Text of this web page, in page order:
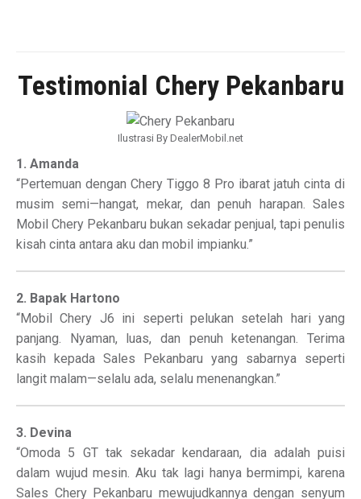
Testimonial Chery Pekanbaru
Ilustrasi By DealerMobil.net
1. Amanda
“Pertemuan dengan Chery Tiggo 8 Pro ibarat jatuh cinta di
musim semi—hangat, mekar, dan penuh harapan. Sales
Mobil Chery Pekanbaru bukan sekadar penjual, tapi penulis
kisah cinta antara aku dan mobil impianku.”
2. Bapak Hartono
“Mobil Chery J6 ini seperti pelukan setelah hari yang
panjang. Nyaman, luas, dan penuh ketenangan. Terima
kasih kepada Sales Pekanbaru yang sabarnya seperti
langit malam—selalu ada, selalu menenangkan.”
3. Devina
“Omoda 5 GT tak sekadar kendaraan, dia adalah puisi
dalam wujud mesin. Aku tak lagi hanya bermimpi, karena
Sales Chery Pekanbaru mewujudkannya dengan senyum